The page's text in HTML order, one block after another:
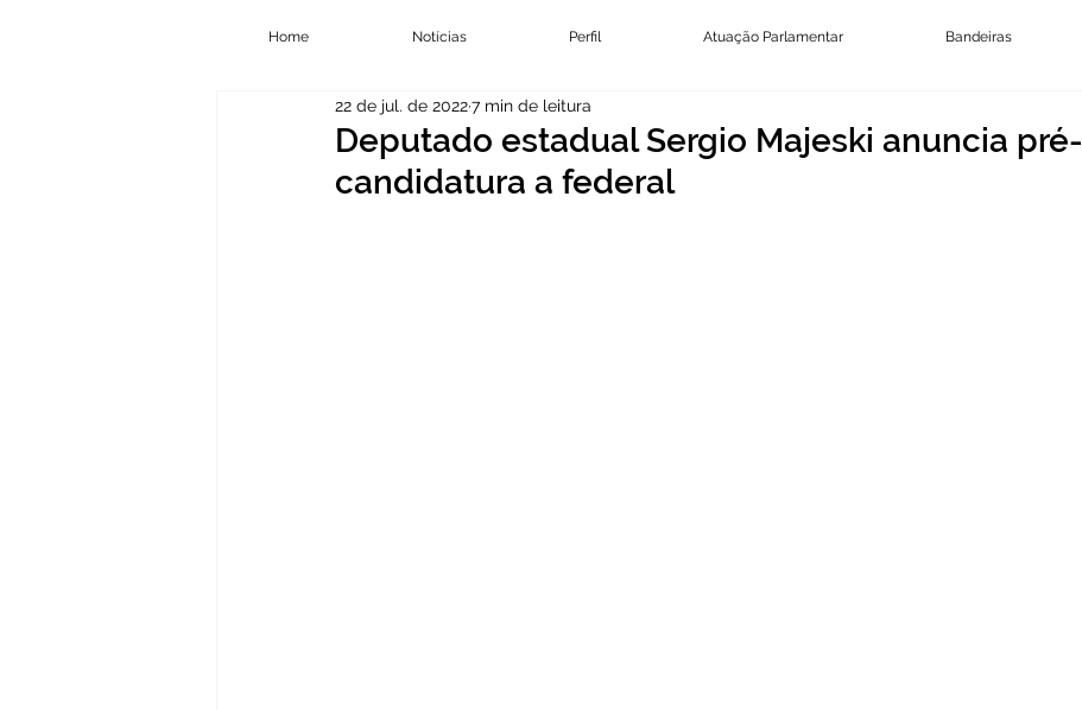
Home Notícias Perfil Atuação Parlamentar Bandeiras
Deputado estadual Sergio Majeski anuncia pré-
candidatura a federal
22 de jul. de 20227 min de leitura